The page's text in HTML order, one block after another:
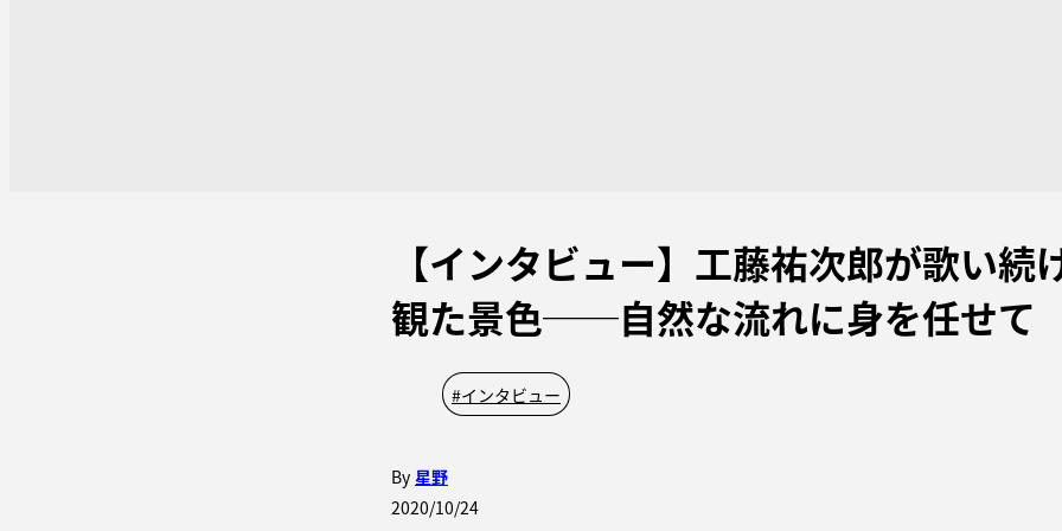
【インタビュー】工藤祐次郎が歌い続
観た景色──自然な流れに身を任せて
#インタビュー
By 星野
2020/10/24